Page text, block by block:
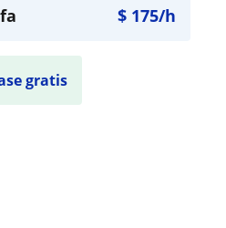
$ 175/h
gratis